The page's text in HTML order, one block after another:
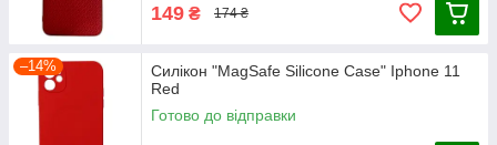
149 ₴ 174 ₴
–14%
Силікон "MagSafe Silicone Case" Iphone 11
Red
Готово до відправки